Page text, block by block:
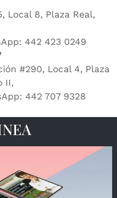
Local 8, Plaza Real,
442 423 0249
#290, Local 4, Plaza
II,
442 707 9328